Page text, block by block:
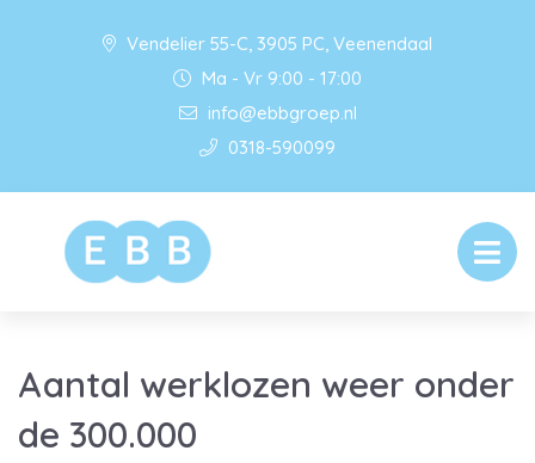
Vendelier 55-C, 3905 PC, Veenendaal
Ma - Vr 9:00 - 17:00
info@ebbgroep.nl
0318-590099
Aantal werklozen weer onder
de 300.000